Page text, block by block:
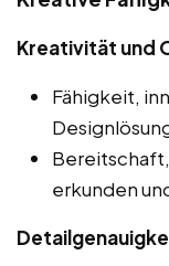
Kreativität und
Fähigkeit,
Bereitschaft,
erkunden